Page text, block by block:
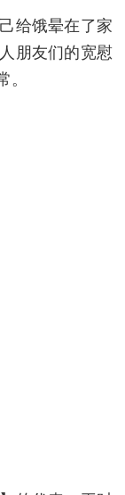
给饿晕在了家
朋友们的宽慰